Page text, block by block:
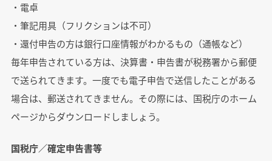
・電卓
・筆記用具（フリクションは不可）
・還付申告の方は銀行口座情報がわかるもの（通帳など）
毎年申告されている方は、決算書・申告書が税務署から郵便
で送られてきます。一度でも電子申告で送信したことがある
場合は、郵送されてきません。その際には、国税庁のホーム
ページからダウンロードしましょう。
国税庁／確定申告書等